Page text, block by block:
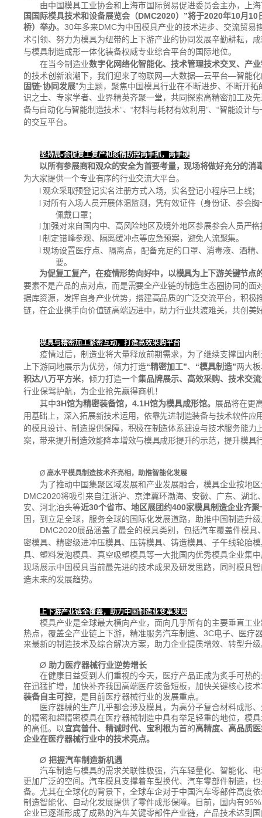
由中国模具工业协会和上海市国际贸易促进委员会主办，上
国国际模具技术和设备展览会（DMC2020）”将于2020年10月10
桥）举办。 30年多来DMC为中国模具产业的技术进步、交流贸易
术引领、努力为模具为纽带的上下游产业的协同发展辛勤耕耘，
与模具制造成形一体化装备权威专业综合平台的国际地位。
在当今制造业数字化网络化智能化、技术管理技术交叉、产
的技术创新浪潮下，我们迎来了物联网—大数据—云平台—智能化
固链·协同发展”为主题，聚焦中国模具行业在不断进步、不断开
识之士、专家学者、业界精英齐聚一堂，共同探索高精密加工及
备与自动化与智能制造技术”、“材料与耗材有效利用”、“智能设计
的交互平台。
坚持展•会促复工复产和疫情防控两手抓，两手硬
以所有参展商和观众的安全为首要考量，现场将做好充分的消
为大家提供一个专业有序的行业交流大平台。
l观众采取预登记实名注册方式入场，实名登记小程序已上线；
l 对所有入场人员开展体温监测，凭有效证件（身份证、参会
佩戴口罩；
l加强对来自国内中、高风险地区及境外地区参展参会人员严
l制定错峰参观、隔离缓冲点等应急预案，避免人流聚集。
l现场设置医疗点、隔离点，配备充足的口罩、消毒液、酒精
要。
为促复工复产，在疫情形势向好中，以模具为上下游关键节点
要素不是产品的点对点，而是需要全产业链的制造生态圈协同的面
据库资源，发挥自身产业优势，搭建高品质的广泛交流平台，积极
链，在企业携手向价值链高端迈进中，助力行业共渡难关，共创美
模具与精密加工紧密互动，打造高效采购平台
疫情过后，制造业将大量释放前期需求，为了继续支撑国内制
上下游同地展示为优势，倾力打造“精密加工”、 “模具制造”两大
积达八万平方米，倾力打造一个集品牌展示、高效采购、技术交
行业保驾护航，为企业抢先赢得商机！
其中3H馆为精密装备馆， 4.1H馆为模具成形馆。 展品将在更
用基础上，深入拓展新技术运用，依靠先进制造装备与技术软件应
的模具设计、制造提供保障，积极在制造体系建设与技术服务能力
案，带来提升制造效能降本增效与模具成形提升的示范，提升模具
Ø 高水平模具制造技术齐亮相，助推智能化发展
为了推动中国集聚区域发展和产业发展融合，模具企业按地
DMC2020将吸引来自江浙沪、京津冀环渤海、安徽、广东、湖
安、河北泊头等近30个省市、地区展团约400家模具制造企业齐聚
国，到立足全球，服务全球的国际化发展道路，助推中国制造升
DMC2020展品涵盖了最全的模具类别，包括汽车覆盖件模
密模具、精密级进冲压模具、压铸模具、铸造模具、子午线轮胎
具、塑料发泡模具、真空吸塑模具等一大批国内优秀模具企业集
现场展示中国模具当前最先进的技术成果及研发思路，同时模具
造未来的发展趋势。
上下游产业链全覆盖，助力中国制造业变革发展
模具产业是全球最大横向产业，面向几乎所有的主要垂直工
热点，覆盖全产业链上下游，精准服务汽车制造、3C电子、医疗
来最新的制造技术及综合解决方案，助力企业提质增效、转型升
Ø 助力医疗器械行业逆势增长
在健康日益受到人们重视的今天，医疗产品正成为炙手可热
在迅猛扩增，加快补齐我国高端医疗装备短板，加快关键核心技
装备自主可控，是目前医疗器械行业的发展重点。
医疗器械的生产几乎都会涉及模具，为高分子复合材料成形
的精密和超精密模具在医疗器械制造中具有举足轻重的地位，模
的高低。以宜宾普什、精诚时代、宝利根为首的高精度、高品质
企业在医疗器械行业中的技术亮点。
Ø把握汽车制造新机遇
汽车制造与模具的需求关联性极强，汽车轻量化、智能化、
更加广泛的空间。汽车模具支撑着车型换代、汽车零部件制造，
备。尤其在全球化的背景下，全球车企对于中国汽车零部件高度
制造智能化、自动化发展提供了零件成形保障。目前，国内有
企业已逐渐形成了成熟的汽车关键零部件产业链，产品技术达到